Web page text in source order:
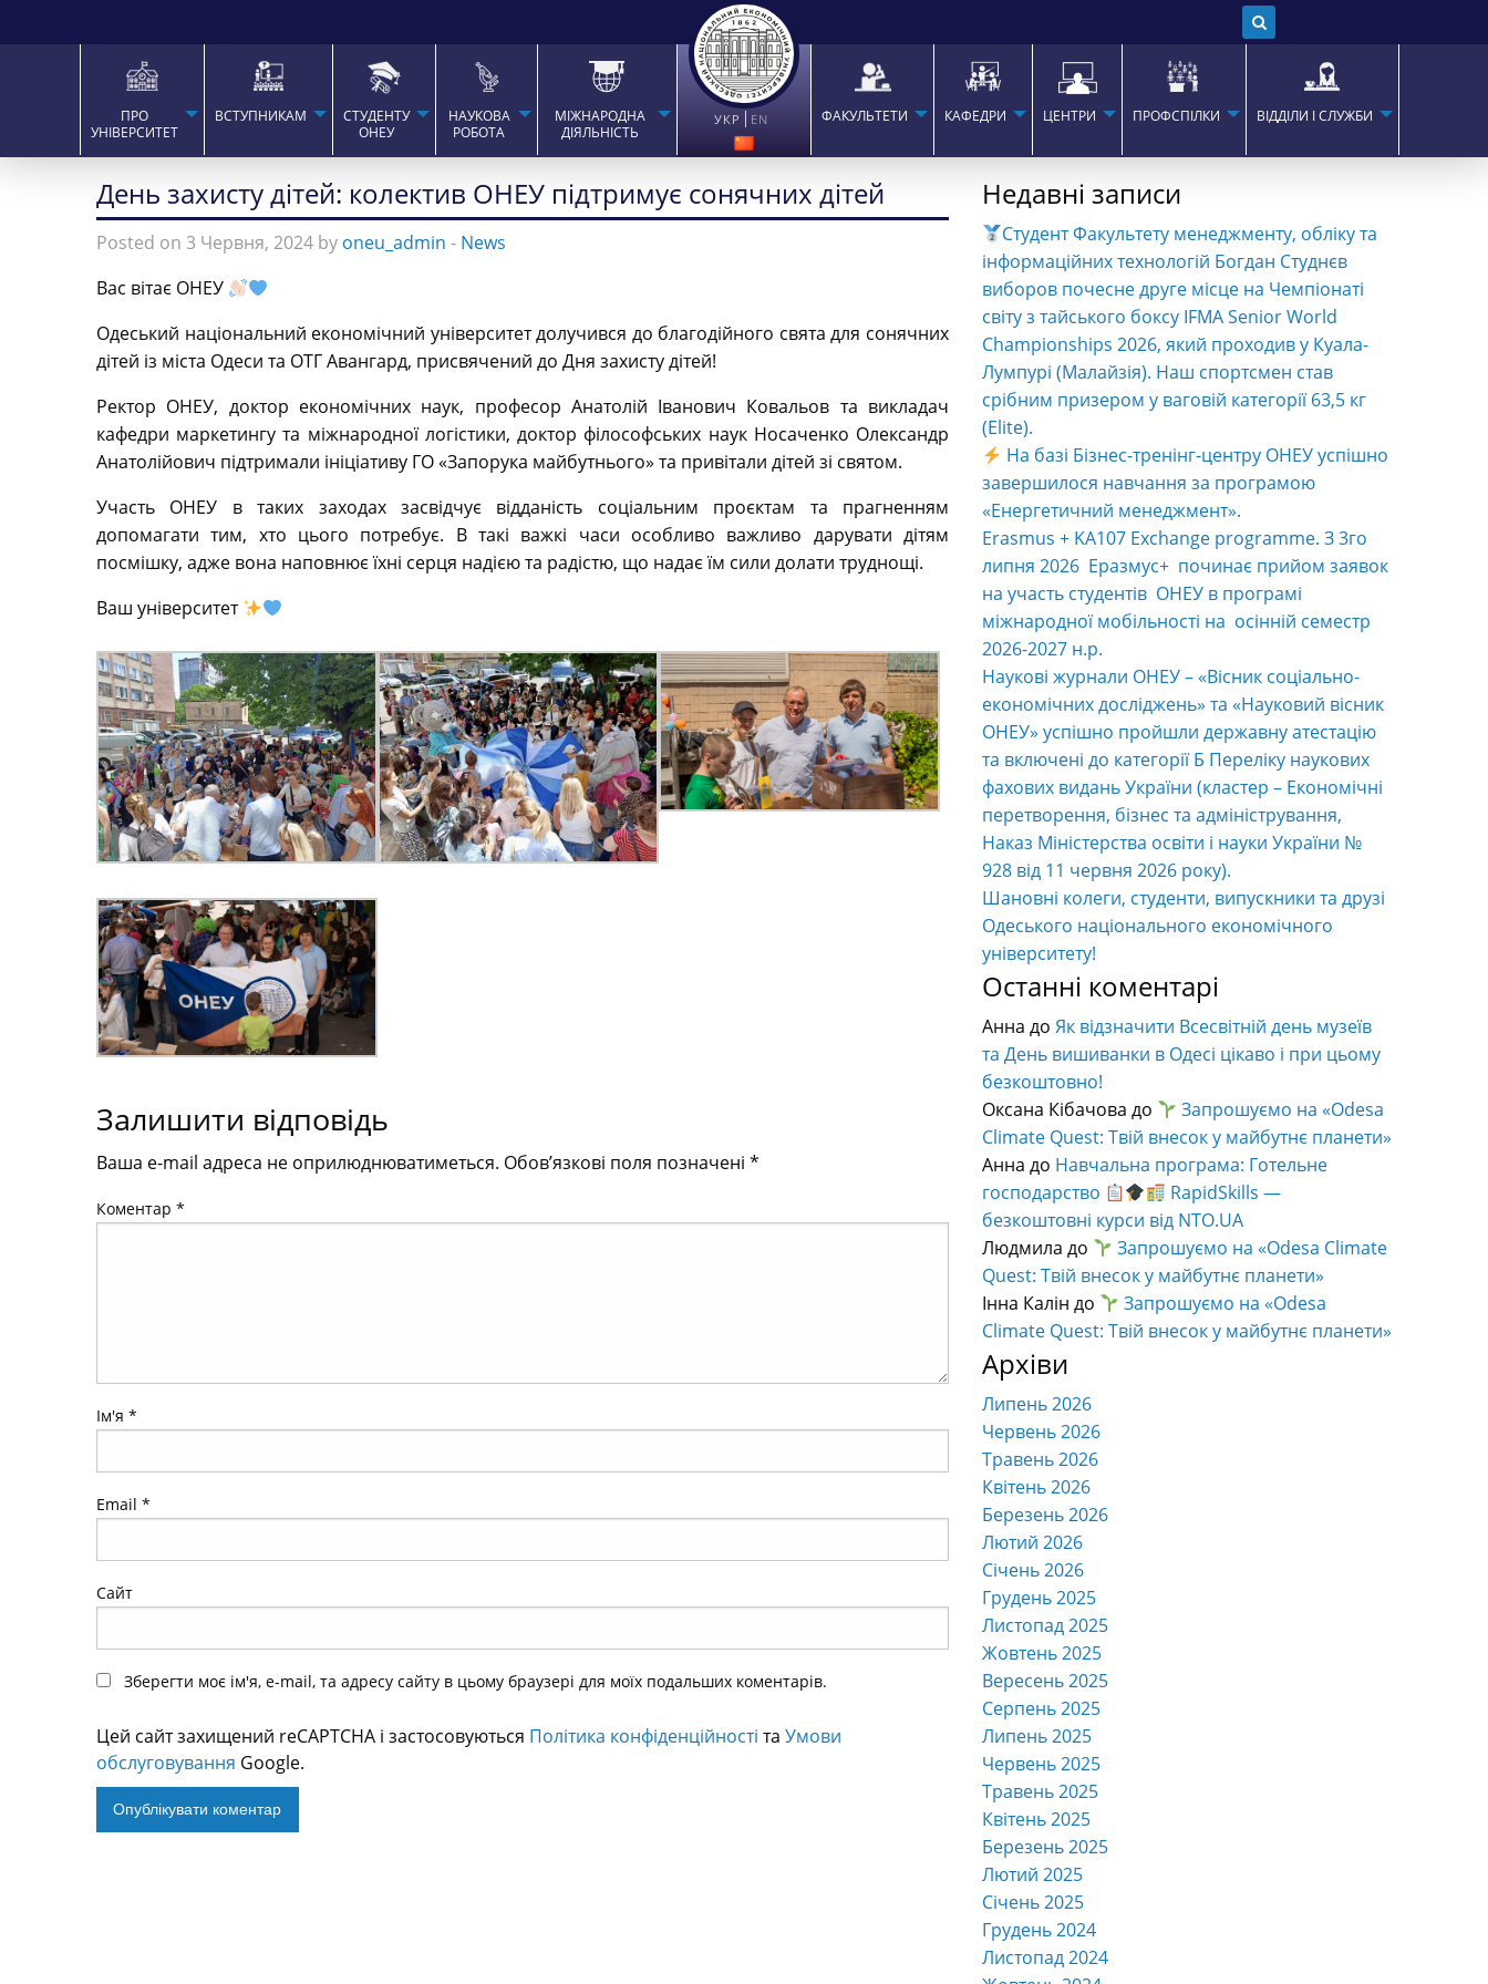
ПРО
УНІВЕРСИТЕТ
ВСТУПНИКАМ
СТУДЕНТУ
ОНЕУ
НАУКОВА
РОБОТА
МІЖНАРОДНА
ДІЯЛЬНІСТЬ
УКР EN ФАКУЛЬТЕТИ КАФЕДРИ ЦЕНТРИ ПРОФСПІЛКИ ВІДДІЛИ І СЛУЖБИ
День захисту дітей: колектив ОНЕУ підтримує сонячних дітей
Posted on 3 Червня, 2024 by oneu_admin - News
Вас вітає ОНЕУ
Одеський національний економічний університет долучився до благодійного свята для сонячних
дітей із міста Одеси та ОТГ Авангард, присвячений до Дня захисту дітей!
Ректор ОНЕУ, доктор економічних наук, професор Анатолій Іванович Ковальов та викладач
кафедри маркетингу та міжнародної логістики, доктор філософських наук Носаченко Олександр
Анатолійович підтримали ініціативу ГО «Запорука майбутнього» та привітали дітей зі святом.
Участь ОНЕУ в таких заходах засвідчує відданість соціальним проєктам та прагненням
допомагати тим, хто цього потребує. В такі важкі часи особливо важливо дарувати дітям
посмішку, адже вона наповнює їхні серця надією та радістю, що надає їм сили долати труднощі.
Ваш університет
Залишити відповідь
Ваша e-mail адреса не оприлюднюватиметься. Обов’язкові поля позначені *
Коментар *
Ім'я *
Email *
Сайт
Зберегти моє ім'я, e-mail, та адресу сайту в цьому браузері для моїх подальших коментарів.
Цей сайт захищений reCAPTCHA і застосовуються Політика конфіденційності та Умови
обслуговування Google.
Недавні записи
Студент Факультету менеджменту, обліку та
інформаційних технологій Богдан Студнєв
виборов почесне друге місце на Чемпіонаті
світу з тайського боксу IFMA Senior World
Championships 2026, який проходив у Куала-
Лумпурі (Малайзія). Наш спортсмен став
срібним призером у ваговій категорії 63,5 кг
(Elite).
На базі Бізнес-тренінг-центру ОНЕУ успішно
завершилося навчання за програмою
«Енергетичний менеджмент».
Erasmus + KA107 Exchange programme. З 3го
липня 2026 Еразмус+ починає прийом заявок
на участь студентів ОНЕУ в програмі
міжнародної мобільності на осінній семестр
2026-2027 н.р.
Наукові журнали ОНЕУ – «Вісник соціально-
економічних досліджень» та «Науковий вісник
ОНЕУ» успішно пройшли державну атестацію
та включені до категорії Б Переліку наукових
фахових видань України (кластер – Економічні
перетворення, бізнес та адміністрування,
Наказ Міністерства освіти і науки України №
928 від 11 червня 2026 року).
Шановні колеги, студенти, випускники та друзі
Одеського національного економічного
університету!
Останні коментарі
Анна доЯк відзначити Всесвітній день музеїв
та День вишиванки в Одесі цікаво і при цьому
безкоштовно!
Оксана Кібачова до
Запрошуємо на «Odesa
Climate Quest: Твій внесок у майбутнє планети»
Анна до Навчальна програма: Готельне
господарство
RapidSkills —
безкоштовні курси від NTO.UA
Людмила до
Запрошуємо на «Odesa Climate
Quest: Твій внесок у майбутнє планети»
Інна Калін до
Запрошуємо на «Odesa
Climate Quest: Твій внесок у майбутнє планети»
Архіви
Липень 2026
Червень 2026
Травень 2026
Квітень 2026
Березень 2026
Лютий 2026
Січень 2026
Грудень 2025
Листопад 2025
Жовтень 2025
Вересень 2025
Серпень 2025
Липень 2025
Червень 2025
Травень 2025
Квітень 2025
Березень 2025
Лютий 2025
Січень 2025
Грудень 2024
Листопад 2024